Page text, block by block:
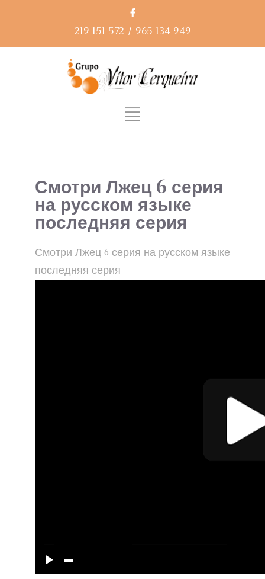
219 151 572 / 965 134 949
Смотри Лжец 6 серия
на русском языке
последняя серия
Смотри Лжец 6 серия на русском языке
последняя серия